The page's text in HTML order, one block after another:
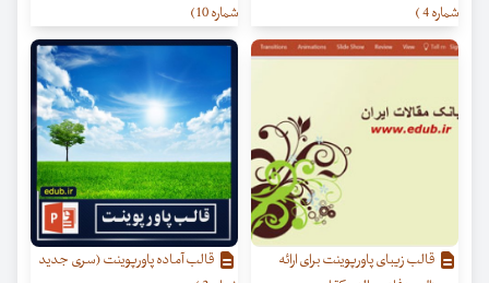
شماره 4 )
شماره 10)
قالب زیبای پاورپوینت برای ارائه
قالب آماده پاورپوینت (سری جدید